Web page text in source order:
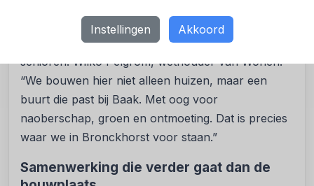
Instellingen Akkoord
gemeente Bronckhorst, waarin veel aandacht is
voor starters, doorstromers, jonge gezinnen en
senioren. Wilko Pelgrom, wethouder van Wonen:
“We bouwen hier niet alleen huizen, maar een
buurt die past bij Baak. Met oog voor
naoberschap, groen en ontmoeting. Dat is precies
waar we in Bronckhorst voor staan.”
Samenwerking die verder gaat dan de